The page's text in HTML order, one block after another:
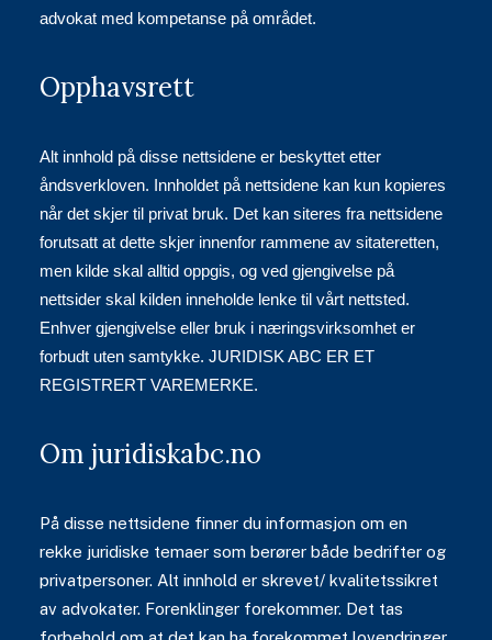
advokat med kompetanse på området.
Opphavsrett
Alt innhold på disse nettsidene er beskyttet etter
åndsverkloven. Innholdet på nettsidene kan kun kopieres
når det skjer til privat bruk. Det kan siteres fra nettsidene
forutsatt at dette skjer innenfor rammene av sitateretten,
men kilde skal alltid oppgis, og ved gjengivelse på
nettsider skal kilden inneholde lenke til vårt nettsted.
Enhver gjengivelse eller bruk i næringsvirksomhet er
forbudt uten samtykke. JURIDISK ABC ER ET
REGISTRERT VAREMERKE.
Om juridiskabc.no
På disse nettsidene finner du informasjon om en
rekke juridiske temaer som berører både bedrifter og
privatpersoner. Alt innhold er skrevet/ kvalitetssikret
av advokater. Forenklinger forekommer. Det tas